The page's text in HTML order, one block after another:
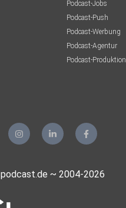
Podcast-Jobs
Podcast-Push
Podcast-Werbung
Podcast-Agentur
Podcast-Produktion
podcast.de ~ 2004-2026